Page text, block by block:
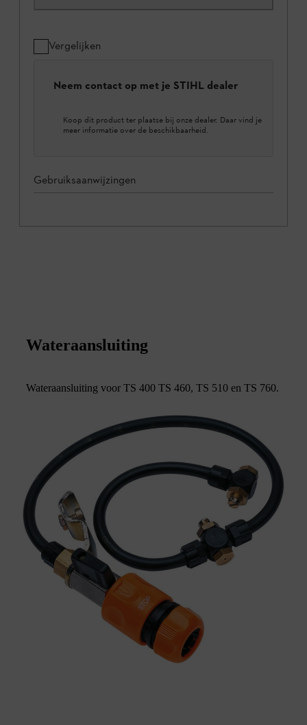
Vergelijken
Neem contact op met je STIHL dealer
Koop dit product ter plaatse bij onze dealer. Daar vind je
meer informatie over de beschikbaarheid.
Gebruiksaanwijzingen
Wateraansluiting
Wateraansluiting voor TS 400 TS 460, TS 510 en TS 760.